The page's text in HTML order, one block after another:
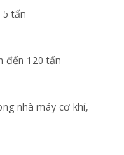
tấn
đến 120 tấn
nhà máy cơ khí,